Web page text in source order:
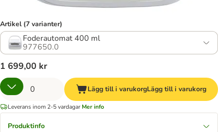
Artikel (7 varianter)
Foderautomat 400 ml
977650.0
1 699,00 kr
Lägg till i varukorgLägg till i varukorg
Leverans inom 2-5 vardagar Mer info
Produktinfo